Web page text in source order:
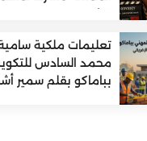
نولان
تعليمات ملكية
محمد السادس
بباماكو بقلم سمير